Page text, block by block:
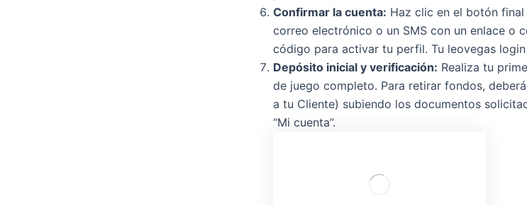
Confirmar la cuenta: Haz clic en el botón
correo electrónico o un SMS con un enlace o
código para activar tu perfil. Tu leovegas
Depósito inicial y verificación: Realiza tu
de juego completo. Para retirar fondos,
a tu Cliente) subiendo los documentos
“Mi cuenta”.